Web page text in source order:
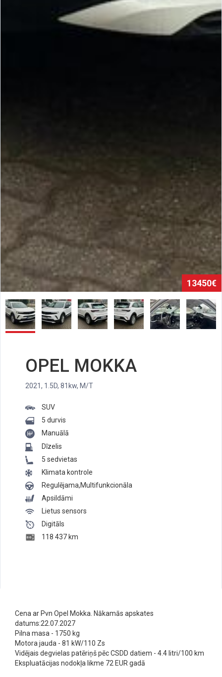
13450€
OPEL MOKKA
2021, 1.5D, 81kw, M/T
SUV
5 durvis
Manuālā
Dīzelis
5 sedvietas
Klimata kontrole
Regulējama,Multifunkcionāla
Apsildāmi
Lietus sensors
Digitāls
118 437 km
Cena ar Pvn Opel Mokka. Nākamās apskates
datums:22.07.2027
Pilna masa - 1750 kg
Motora jauda - 81 kW/110 Zs
Vidējais degvielas patēriņš pēc CSDD datiem - 4.4 litri/100 km
Ekspluatācijas nodokļa likme 72 EUR gadā